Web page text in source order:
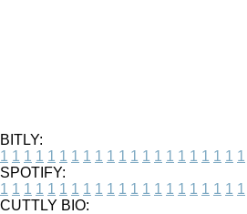
BITLY:
1 1 1 1 1 1 1 1 1 1 1 1 1 1 1 1 1 1 1 1 1
SPOTIFY:
1 1 1 1 1 1 1 1 1 1 1 1 1 1 1 1 1 1 1 1 1
CUTTLY BIO: